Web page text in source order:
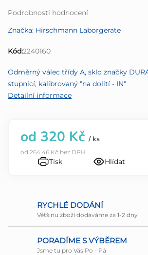
Průměrné
produktu
0,0
hvězdiček.
Podrobnosti hodnocení
Značka: Hirschmann Laborgeräte
Kód:2240160
Odměrný válec třídy A, sklo značky
stupnicí, kalibrovaný "na dolití - IN"
Detailní informace
od 320 Kč / ks
od 264,46 Kč bez DPH
Tisk Hlídat
RYCHLÉ DODÁNÍ
Většinu zboží dodáváme za 1-2 dny
PORADÍME S VÝBĚREM
Jsme tu pro Vás Po - Pá